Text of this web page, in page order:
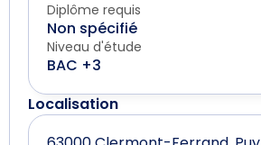
Diplôme requis
Non spécifié
Niveau d'étude
BAC +3
Localisation